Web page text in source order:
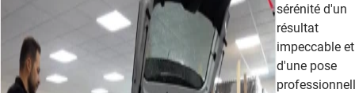
sérénité d'un
résultat
impeccable et
d'une pose